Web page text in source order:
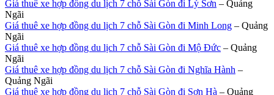
Giá thuê xe hợp đồng du lịch 7 chỗ Sài Gòn đi Lý Sơn – Quảng
Ngãi
Giá thuê xe hợp đồng du lịch 7 chỗ Sài Gòn đi Minh Long – Quảng
Ngãi
Giá thuê xe hợp đồng du lịch 7 chỗ Sài Gòn đi Mộ Đức – Quảng
Ngãi
Giá thuê xe hợp đồng du lịch 7 chỗ Sài Gòn đi Nghĩa Hành –
Quảng Ngãi
Giá thuê xe hợp đồng du lịch 7 chỗ Sài Gòn đi Sơn Hà – Quảng